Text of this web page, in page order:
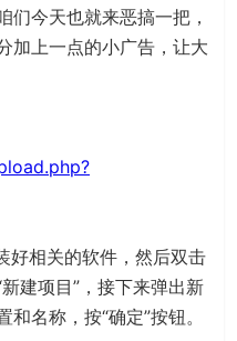
们今天也就来恶搞一把，
加上一点的小广告，让大
相关的软件，然后双击
建项目”，接下来弹出新
名称，按“确定”按钮。